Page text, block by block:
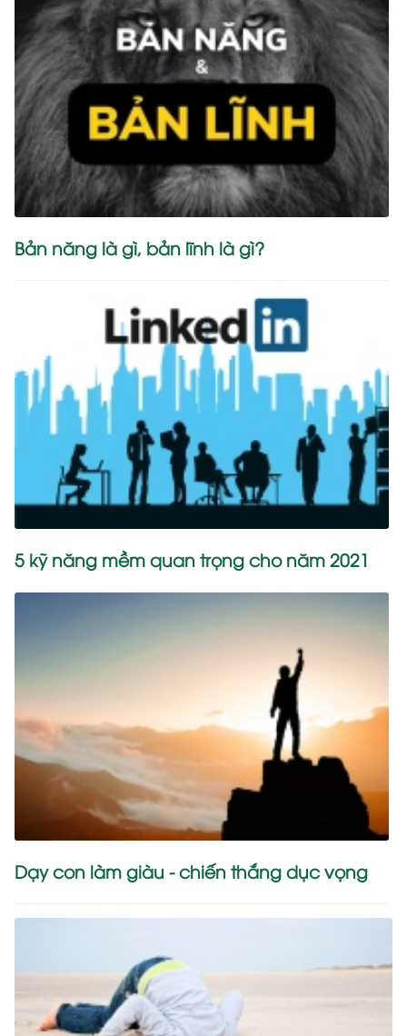
Bản năng là gì, bản lĩnh là gì?
5 kỹ năng mềm quan trọng cho năm 2021
Dạy con làm giàu - chiến thắng dục vọng